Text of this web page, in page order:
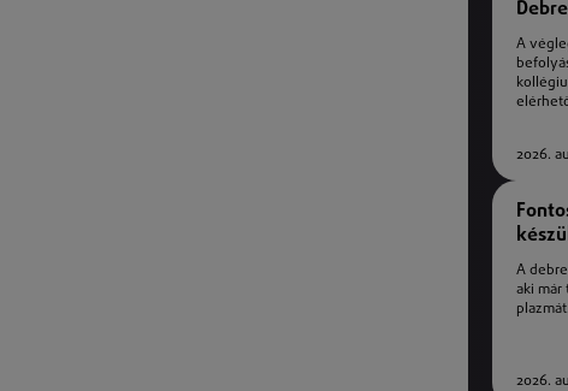
A
2026.
A
aki már
plazmát.
2026.